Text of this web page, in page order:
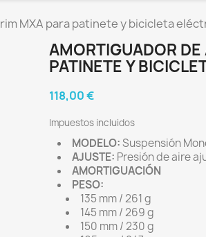
MXA para patinete y bicicleta
AMORTIGUADOR
PATINETE Y
118,00 €
Impuestos incluidos
MODELO:Suspensión
AJUSTE: Presión de aire
AMORTIGUACIÓN
PESO:
135 mm / 261 g
145 mm / 269 g
150 mm / 230 g